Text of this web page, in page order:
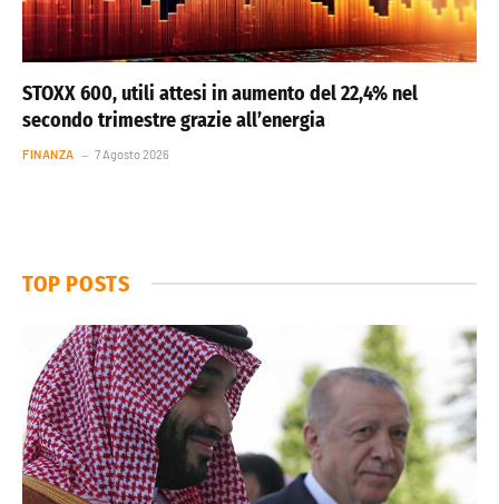
STOXX 600, utili attesi in aumento del 22,4% nel
secondo trimestre grazie all’energia
FINANZA 7 Agosto 2026
TOP POSTS